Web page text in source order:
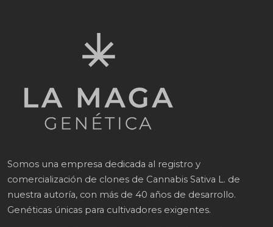
Somos una empresa dedicada al registro y
comercialización de clones de Cannabis Sativa L. de
nuestra autoría, con más de 40 años de desarrollo.
Genéticas únicas para cultivadores exigentes.